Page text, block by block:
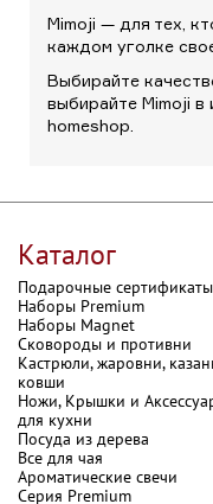
Mimoji — для тех,
каждом уголке
Выбирайте
выбирайте Mimoji в
homeshop.
Каталог
Подарочные сертификаты
Наборы Premium
Наборы Magnet
Сковороды и противни
Кастрюли, жаровни,
ковши
Ножи, Крышки и
для кухни
Посуда из дерева
Все для чая
Ароматические свечи
Серия Premium